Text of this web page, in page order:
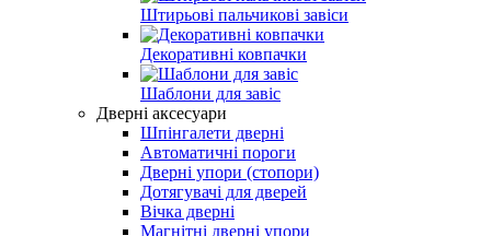
Штирьові пальчикові завіси
Декоративні ковпачки
Шаблони для завіс
Дверні аксесуари
Шпінгалети дверні
Автоматичні пороги
Дверні упори (стопори)
Дотягувачі для дверей
Вічка дверні
Магнітні дверні упори